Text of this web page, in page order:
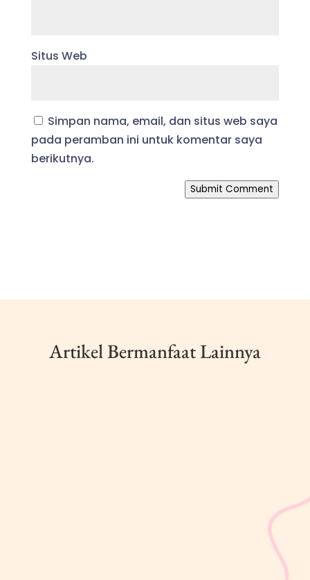
Situs Web
Simpan nama, email, dan situs web saya
pada peramban ini untuk komentar saya
berikutnya.
Submit Comment
Artikel Bermanfaat Lainnya